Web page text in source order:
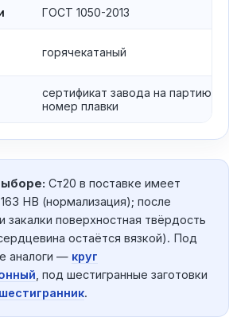
ГОСТ 1050-2013
горячекатаный
сертификат завода на партию,
номер плавки
Ст20 в поставке имеет
HB (нормализация); после
закалки поверхностная твёрдость
остаётся вязкой). Под
аналоги — круг
, под шестигранные заготовки
шестигранник.